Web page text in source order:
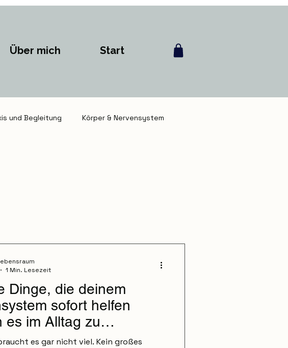
Start
Über mich
und Begleitung Körper & Nervensystem
Dinge, die deinem
sofort helfen
es im Alltag zu
es gar nicht viel. Kein großes
1 Min. Lesezeit